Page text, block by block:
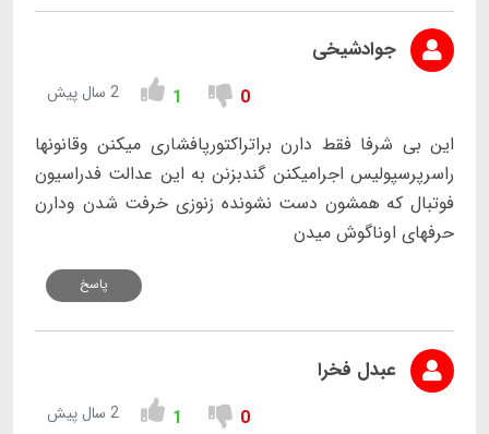
جوادشیخی
0
1 2 سال پیش
این بی شرفا فقط دارن براتراکتورپافشاری میکنن وقانونها
راسرپرسپولیس اجرامیکنن گندبزنن به این عدالت فدراسیون
فوتبال که همشون دست نشونده زنوزی خرفت شدن ودارن
حرفهای اوناگوش میدن
پاسخ
عبدل فخرا
0
1 2 سال پیش